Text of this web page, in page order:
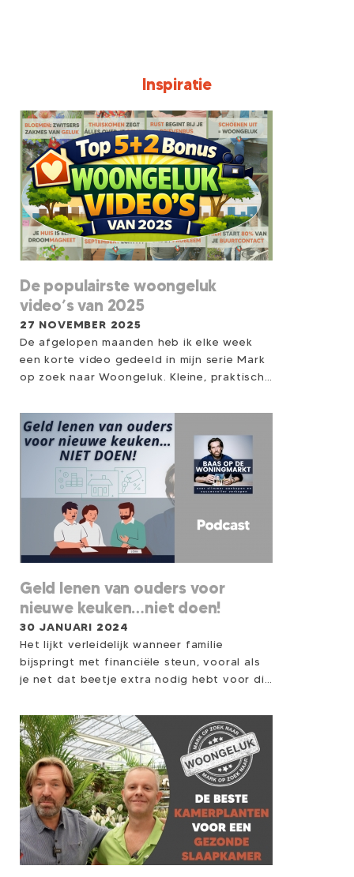
Inspiratie
De populairste woongeluk
video’s van 2025
27 NOVEMBER 2025
De afgelopen maanden heb ik elke week
een korte video gedeeld in mijn serie Mark
op zoek naar Woongeluk. Kleine, praktische
overzicht en thuisgevoel te creëren...
zonder verbouwing, zonder hoge kosten.
Steeds meer mensen kijken mee, reageren
of passen een tip direct toe. En sommige
video’s sprongen er écht uit. Daarom deel
ik hier de Top 5 meest bekeken video’s, én
daaronder 2 bonusvideo’s die veel impact
maakten, maar nét buiten de top vielen.
Misschien zit precies die tip ertussen die jij
vandaag kunt gebruiken.
Geld lenen van ouders voor
nieuwe keuken…niet doen!
30 JANUARI 2024
Het lijkt verleidelijk wanneer familie
bijspringt met financiële steun, vooral als
je net dat beetje extra nodig hebt voor die
Maar achter deze vriendelijke geste
schuilen aanzienlijke risico's. Een schuld
hebben bij iemand waarmee je tevens een
sociale of emotionele band hebt kan tot
lastige situaties leiden in de relationele
sfeer. Het wordt nog ingewikkelder als je
een lening bij de ouders van je partner
hebt en je gaat uit elkaar. Hoe verdeel je
dan alles, aan wie komt dan de
waardevermeerdering toe? Wat als je dit